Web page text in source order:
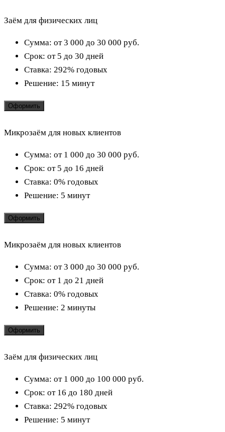
Заём для физических лиц
Сумма: от 3 000 до 30 000 руб.
Срок: от 5 до 30 дней
Ставка: 292% годовых
Решение: 15 минут
Оформить
Микрозаём для новых клиентов
Сумма: от 1 000 до 30 000 руб.
Срок: от 5 до 16 дней
Ставка: 0% годовых
Решение: 5 минут
Оформить
Микрозаём для новых клиентов
Сумма: от 3 000 до 30 000 руб.
Срок: от 1 до 21 дней
Ставка: 0% годовых
Решение: 2 минуты
Оформить
Заём для физических лиц
Сумма: от 1 000 до 100 000 руб.
Срок: от 16 до 180 дней
Ставка: 292% годовых
Решение: 5 минут